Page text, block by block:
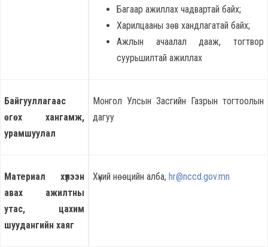
Багаар ажиллах чадвартай байх;
Харилцааны зөв хандлагатай байх;
Ажлын ачаалал дааж, тогтвор
суурьшилтай ажиллах
Байгууллагаас
өгөх хангамж,
урамшуулал
Монгол Улсын Засгийн Газрын тогтоолын
дагуу
Материал хүлээн
авах ажилтны
утас, цахим
шуудангийн хаяг
Хүний нөөцийн алба, hr@nccd.gov.mn